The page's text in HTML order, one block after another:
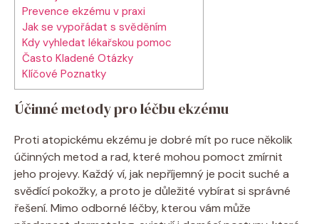
Prevence ekzému v ⁢praxi
Jak se​ vypořádat s svěděním
Kdy‌ vyhledat lékařskou pomoc
Často ​Kladené Otázky
Klíčové Poznatky
Účinné metody pro léčbu ekzému
Proti atopickému ekzému je dobré mít po ruce několik
účinných⁣ metod a rad, které mohou pomoct ⁢zmírnit⁤
jeho projevy.⁣ Každý ví, jak nepříjemný je⁢ pocit suché a⁤
svědící pokožky, a proto je ‍důležité ⁤vybírat si ‍správné
řešení. Mimo odborné léčby,‌ kterou vám může